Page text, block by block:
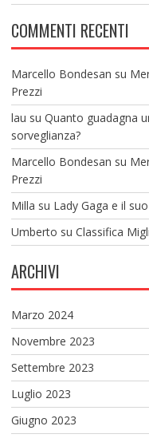
COMMENTI RECENTI
Marcello Bondesan su
Prezzi
lau su Quanto guadagna
sorveglianza?
Marcello Bondesan su
Prezzi
Milla su Lady Gaga e il
Umberto su Classifica
ARCHIVI
Marzo 2024
Novembre 2023
Settembre 2023
Luglio 2023
Giugno 2023